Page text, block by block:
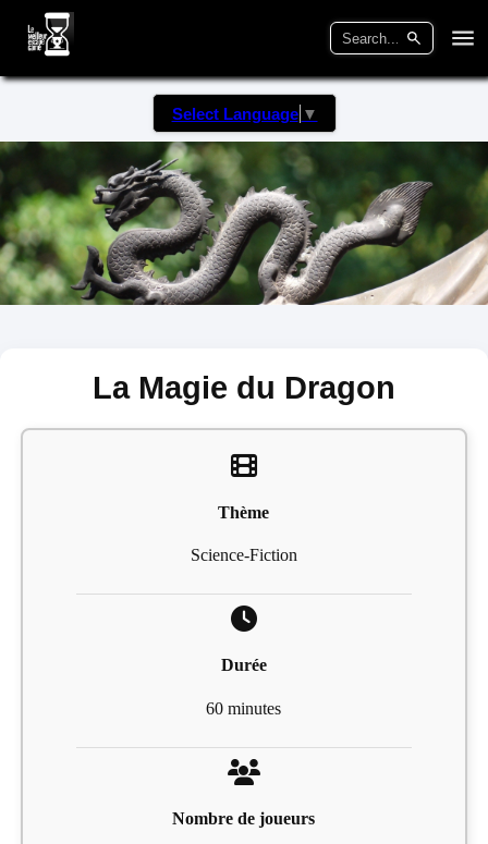
Select Language ▼
La Magie du Dragon
Thème
Science-Fiction
Durée
60 minutes
Nombre de joueurs